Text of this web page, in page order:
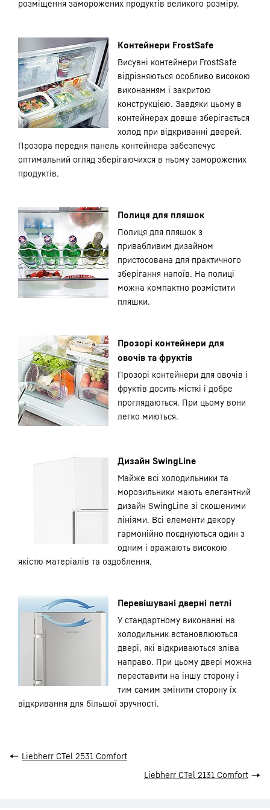
розміщення заморожених продуктів великого розміру.
Контейнери FrostSafe
Висувні контейнери FrostSafe
відрізняються особливо високою
виконанням і закритою
конструкцією. Завдяки цьому в
контейнерах довше зберігається
холод при відкриванні дверей.
Прозора передня панель контейнера забезпечує
оптимальний огляд зберігаючихся в ньому заморожених
продуктів.
Полиця для пляшок
Полиця для пляшок з
привабливим дизайном
пристосована для практичного
зберігання напоїв. На полиці
можна компактно розмістити
пляшки.
Прозорі контейнери для
овочів та фруктів
Прозорі контейнери для овочів і
фруктів досить місткі і добре
проглядаються. При цьому вони
легко миються.
Дизайн SwingLine
Майже всі холодильники та
морозильники мають елегантний
дизайн SwingLine зі скошеними
лініями. Всі елементи декору
гармонійно поєднуються один з
одним і вражають високою
якістю матеріалів та оздоблення.
Перевішувані дверні петлі
У стандартному виконанні на
холодильник встановлюються
двері, які відкриваються зліва
направо. При цьому двері можна
переставити на іншу сторону і
тим самим змінити сторону їх
відкривання для більшої зручності.
← Liebherr CTel 2531 Comfort
Liebherr CTel 2131 Comfort →